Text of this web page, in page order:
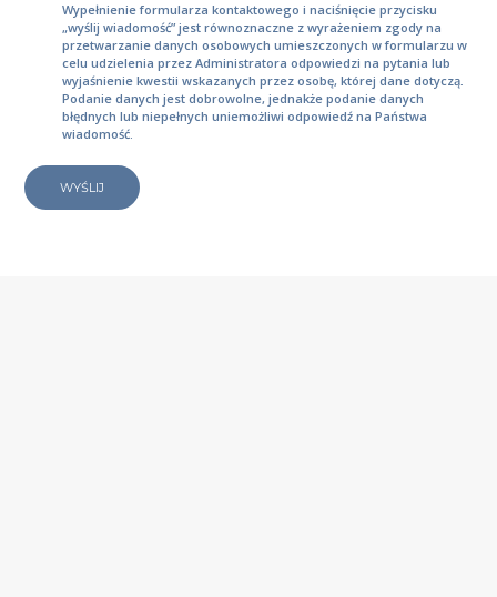
Wypełnienie formularza kontaktowego i naciśnięcie przycisku
„wyślij wiadomość” jest równoznaczne z wyrażeniem zgody na
przetwarzanie danych osobowych umieszczonych w formularzu w
celu udzielenia przez Administratora odpowiedzi na pytania lub
wyjaśnienie kwestii wskazanych przez osobę, której dane dotyczą.
Podanie danych jest dobrowolne, jednakże podanie danych
błędnych lub niepełnych uniemożliwi odpowiedź na Państwa
wiadomość.